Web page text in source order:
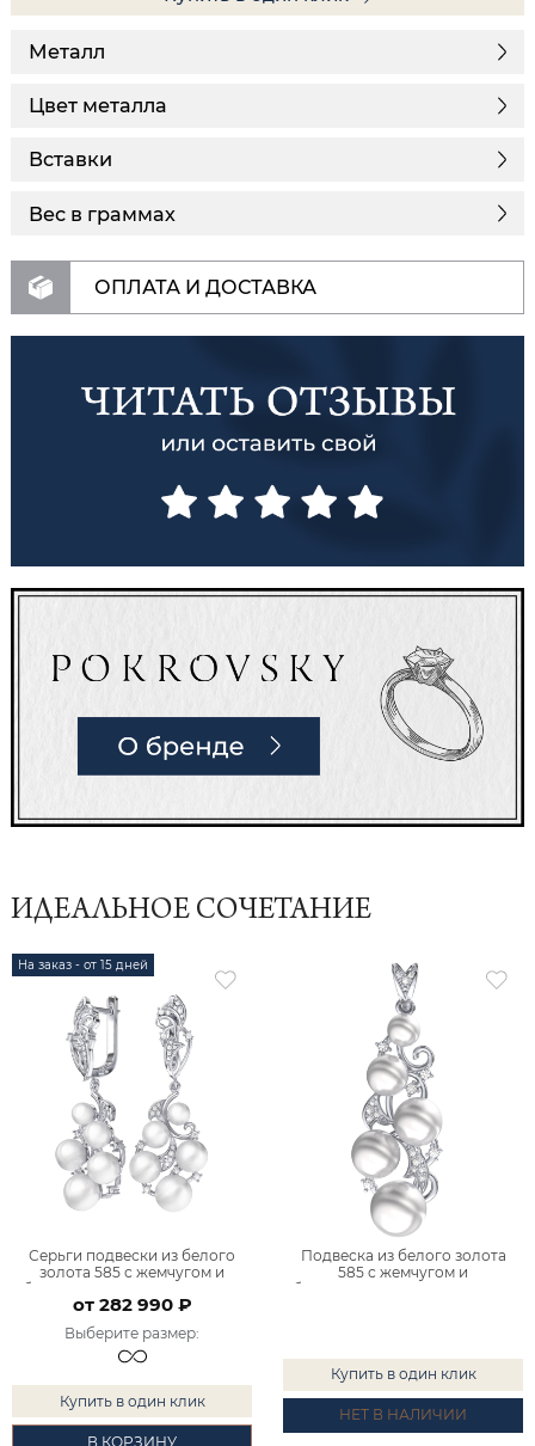
Металл
Цвет металла
Вставки
Вес в граммах
ОПЛАТА И ДОСТАВКА
ИДЕАЛЬНОЕ СОЧЕТАНИЕ
На заказ - от 15 дней
Серьги подвески из белого
золота 585 с жемчугом и
бриллиантами 9201261-00082
от 282 990 ₽
Выберите размер:
Купить в один клик
В КОРЗИНУ
Подвеска из белого золота
585 с жемчугом и
бриллиантами 9401261-00082
Купить в один клик
НЕТ В НАЛИЧИИ